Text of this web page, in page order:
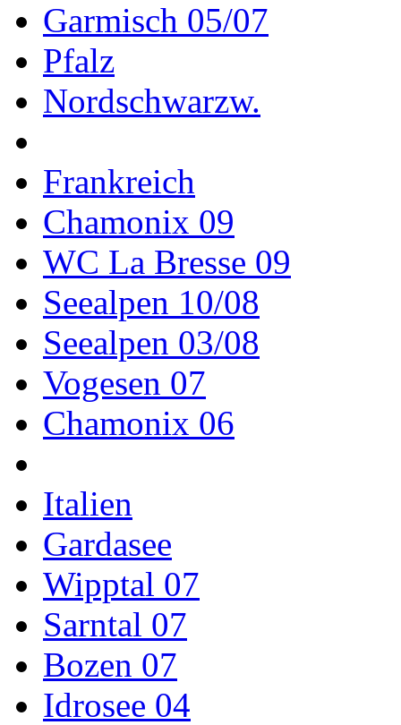
Garmisch 05/07
Pfalz
Nordschwarzw.
Frankreich
Chamonix 09
WC La Bresse 09
Seealpen 10/08
Seealpen 03/08
Vogesen 07
Chamonix 06
Italien
Gardasee
Wipptal 07
Sarntal 07
Bozen 07
Idrosee 04